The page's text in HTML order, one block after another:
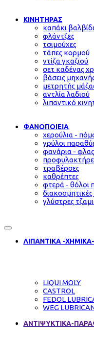
ΚΙΝΗΤΗΡΑΣ
καπάκι
φλάντζες
τσιμούχες
τάπες κορμού
ντίζα γκαζιού
σετ καδένας
βάσεις
μετρητής
αντλία λαδιού
λιπαντικό
ΦΑΝΟΠΟΙΕΙΑ
χερούλια -
γρύλοι
φανάρια -
τραβέρσες
καθρέπτες
φτερά - θόλοι
γλύστρες
ΛΙΠΑΝΤΙΚΑ -
LIQUI MOLY
CASTROL
FEDOL
WEG
ΑΝΤΙΨΥΚΤΙΚΑ-